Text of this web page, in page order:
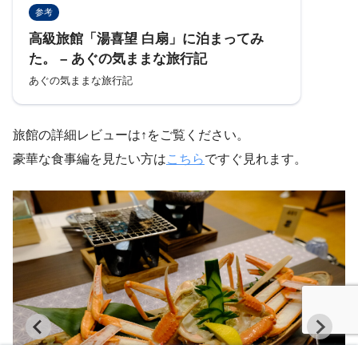
参考
高級旅館「湯喜望 白扇」に泊まってみ
た。 – あぐの気ままな旅行記
あぐの気ままな旅行記
旅館の詳細レビューは↑をご覧ください。
豪華な食事編を見たい方はこちらですぐ見れます。